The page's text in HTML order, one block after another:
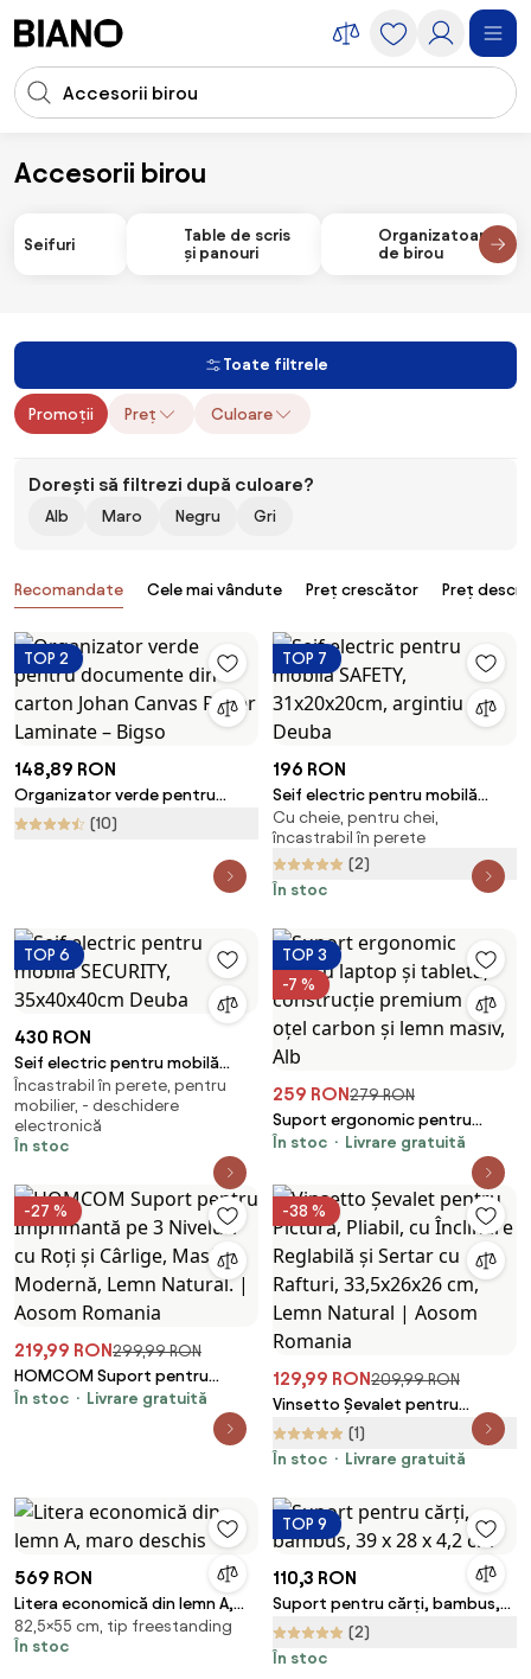
Introducerea căutării
Accesorii birou
Accesorii Accesorii birou
Seifuri
Table de scris
și panouri
Organizatoare
de birou
Toate filtrele
Promoții Preț Culoare
Dorești să filtrezi după culoare?
Alb Maro Negru Gri
Produse
Recomandate Cele mai vândute Preț crescător Preț
TOP 2
148,89 RON
Organizator verde pentru
documente din carton Johan
(10)
TOP 7
196 RON
Seif electric pentru mobilă
SAFETY, 31x20x20cm, argintiu
Deuba
Cu cheie, pentru chei,
încastrabil în perete
(2)
În stoc
TOP 6
430 RON
Seif electric pentru mobilă
SECURITY, 35x40x40cm Deuba
Încastrabil în perete, pentru
mobilier, - deschidere
electronică
În stoc
TOP 3
-7 %
259 RON279 RON
Suport ergonomic pentru
laptop și tabletă, construcție
premium din oțel carbon și
lemn masiv, Alb
În stoc Livrare gratuită
-27 %
219,99 RON299,99 RON
HOMCOM Suport pentru
Imprimantă pe 3 Niveluri cu Roți
și Cârlige, Masă Modernă, Lemn
În stoc Livrare gratuită
-38 %
129,99 RON209,99 RON
Vinsetto Șevalet pentru
Pictură, Pliabil, cu Înclinare
Reglabilă și Sertar cu Rafturi,
Aosom Romania
(1)
În stoc
Livrare gratuită
569 RON
Litera economică din lemn A,
maro deschis
82,5×55 cm, tip freestanding
În stoc
TOP 9
110,3 RON
Suport pentru cărți, bambus,
39 x 28 x 4,2 cm
(2)
În stoc